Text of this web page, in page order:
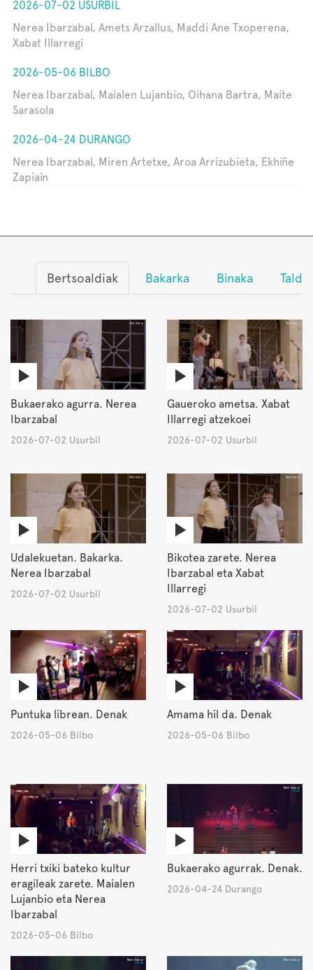
2026-07-02 USURBIL
Nerea Ibarzabal, Amets Arzallus, Maddi Ane Txoperena,
Xabat Illarregi
2026-05-06 BILBO
Nerea Ibarzabal, Maialen Lujanbio, Oihana Bartra, Maite
Sarasola
2026-04-24 DURANGO
Nerea Ibarzabal, Miren Artetxe, Aroa Arrizubieta, Ekhiñe
Zapiain
Bertsoaldiak Bakarka Binaka
Bukaerako agurra. Nerea
Ibarzabal
2026-07-02 Usurbil
Gaueroko ametsa. Xabat
Illarregi atzekoei
2026-07-02 Usurbil
Udalekuetan. Bakarka.
Nerea Ibarzabal
2026-07-02 Usurbil
Bikotea zarete. Nerea
Ibarzabal eta Xabat
Illarregi
2026-07-02 Usurbil
Puntuka librean. Denak
2026-05-06 Bilbo
Amama hil da. Denak
2026-05-06 Bilbo
Herri txiki bateko kultur
eragileak zarete. Maialen
Lujanbio eta Nerea
Ibarzabal
2026-05-06 Bilbo
Bukaerako agurrak. Denak.
2026-04-24 Durango